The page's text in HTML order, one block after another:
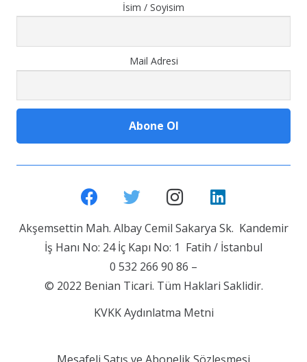
İsim / Soyisim
Mail Adresi
Akşemsettin Mah. Albay Cemil Sakarya Sk. Kandemir
İş Hanı No: 24 İç Kapı No: 1 Fatih / İstanbul
0 532 266 90 86 –
© 2022 Benian Ticari. Tüm Haklari Saklidir.
KVKK Aydınlatma Metni